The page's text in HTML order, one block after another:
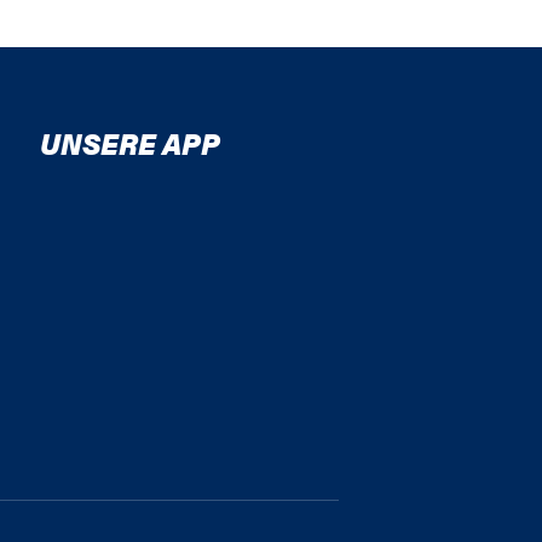
UNSERE APP